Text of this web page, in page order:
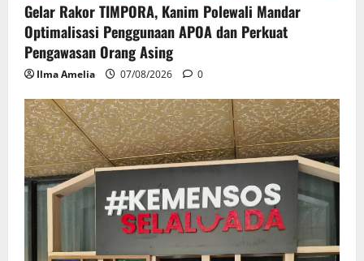
Gelar Rakor TIMPORA, Kanim Polewali Mandar
Optimalisasi Penggunaan APOA dan Perkuat
Pengawasan Orang Asing
Ilma Amelia 07/08/2026 0